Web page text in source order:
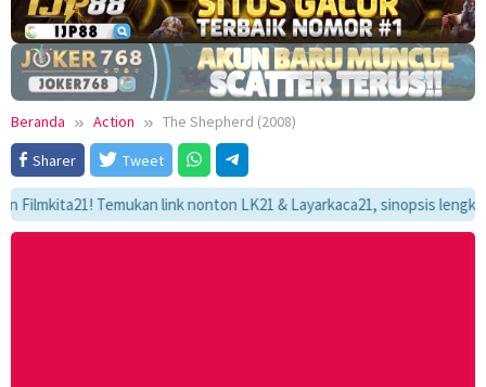
Beranda Action
The Shepherd (2008)
Sharer
Tweet
Temukan link nonton LK21 & Layarkaca21, sinopsis